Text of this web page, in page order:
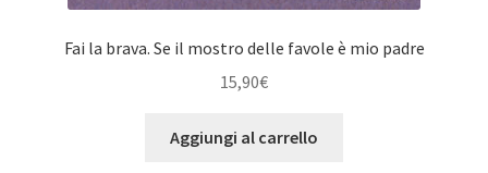
Fai la brava. Se il mostro delle favole è mio padre
15,90€
Aggiungi al carrello